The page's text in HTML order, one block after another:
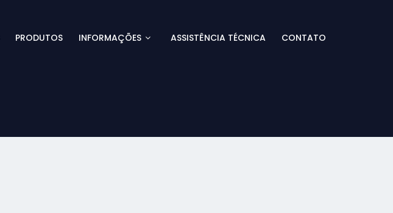
PRODUTOS INFORMAÇÕES ASSISTÊNCIA TÉCNICA CONTATO